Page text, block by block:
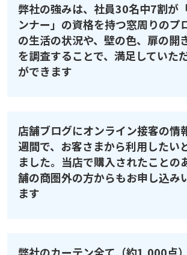
弊社の強みは、社員30名中7割が
ンナー」の資格を持つ窓周りのプ
の生活の状況や、壁の色、扉の開
を調査することで、満足していた
ができます
店舗ブログにオンライン接客の情
週間で、お客さまから利用したい
ました。当店で購入されたことの
舗の商圏外の方からもお申し込み
ます
弊社のカーテン全て（約1,000点